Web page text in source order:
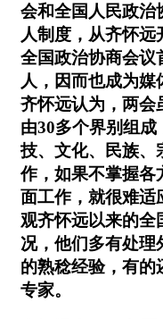
会和全国人民政治
人制度，从齐怀
全国政治协商会议
人，因而也成为媒
齐怀远认为，两会
由30多个界别组
技、文化、民族、
作，如果不掌握各
面工作，就很难适
观齐怀远以来的全
况，他们多有处理
的熟稔经验，有的
专家。